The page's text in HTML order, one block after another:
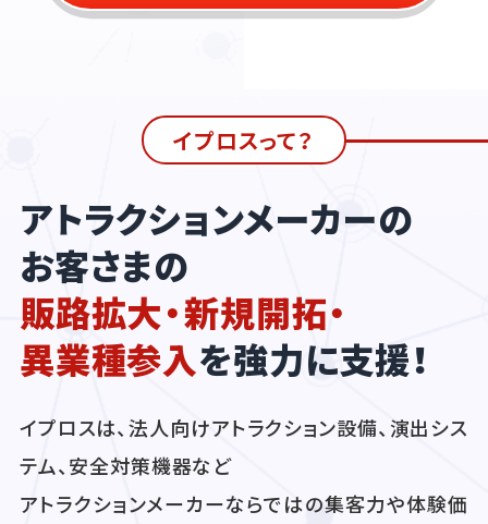
イプロスって？
アトラクションメーカーの
お客さまの
販路拡大・新規開拓・
異業種参入を強力に支援！
イプロスは、法人向けアトラクション設備、演出シス
テム、安全対策機器など
アトラクションメーカーならではの集客力や体験価